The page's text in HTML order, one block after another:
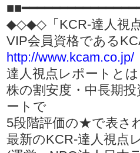
◆◇◆◇「KCR-達人
VIP会員資格である
http://www.kcam.co.jp/
達人視点レポートと
株の割安度・中長期
ートで
5段階評価の★で表さ
最新のKCR-達人視点